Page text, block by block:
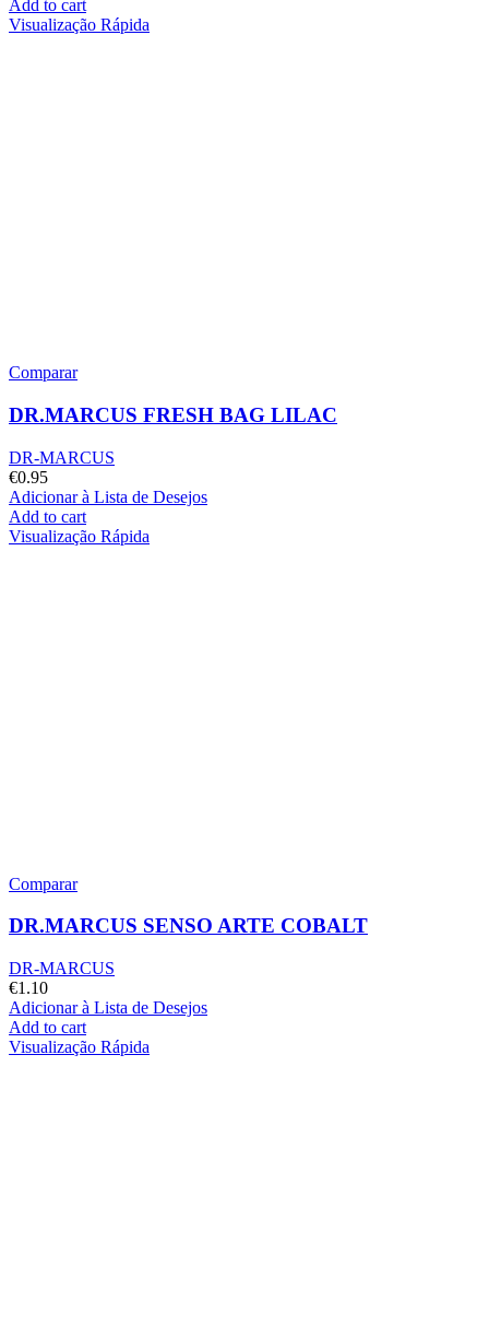
Add to cart
Visualização Rápida
Comparar
DR.MARCUS FRESH BAG LILAC
DR-MARCUS
€0.95
Adicionar à Lista de Desejos
Add to cart
Visualização Rápida
Comparar
DR.MARCUS SENSO ARTE COBALT
DR-MARCUS
€1.10
Adicionar à Lista de Desejos
Add to cart
Visualização Rápida